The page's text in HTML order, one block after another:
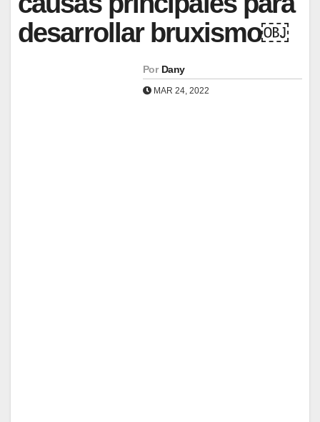
desarrollar bruxismo￼
Por Dany
MAR 24, 2022